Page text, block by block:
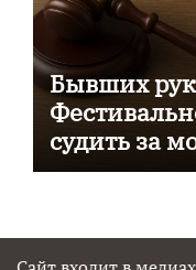
Бывших
судить за